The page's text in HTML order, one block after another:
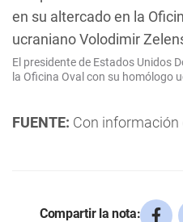
El presidente de Estados Unidos
la Oficina Oval con su homólogo
FUENTE: Con información
Compartir la nota: